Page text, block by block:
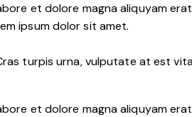
et dolore magna aliquyam
ipsum dolor sit amet.
turpis urna, vulputate at est
et dolore magna aliquyam